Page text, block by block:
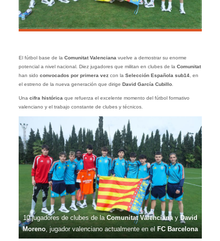
El fútbol base de la Comunitat Valenciana vuelve a demostrar su enorme
potencial a nivel nacional. Diez jugadores que militan en clubes de la Comunitat
han sido convocados por primera vez con la Selección Española sub14, en
el estreno de la nueva generación que dirige David García Cubillo.
Una cifra histórica que refuerza el excelente momento del fútbol formativo
valenciano y el trabajo constante de clubes y técnicos.
10 jugadores de clubes de laComunitat Valenciana yDavid
Moreno, jugador valenciano actualmente en el FC Barcelona